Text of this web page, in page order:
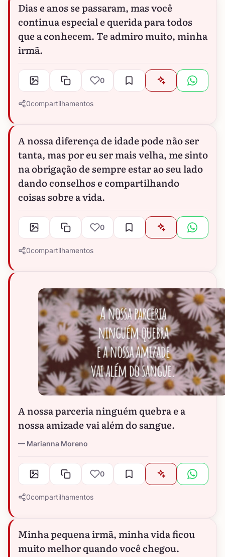
Dias e anos se passaram, mas você
continua especial e querida para todos
que a conhecem. Te admiro muito, minha
irmã.
0
0compartilhamentos
A nossa diferença de idade pode não ser
tanta, mas por eu ser mais velha, me sinto
na obrigação de sempre estar ao seu lado
dando conselhos e compartilhando
coisas sobre a vida.
0
0compartilhamentos
A nossa parceria ninguém quebra e a
nossa amizade vai além do sangue.
Marianna Moreno
0
0compartilhamentos
Minha pequena irmã, minha vida ficou
muito melhor quando você chegou.